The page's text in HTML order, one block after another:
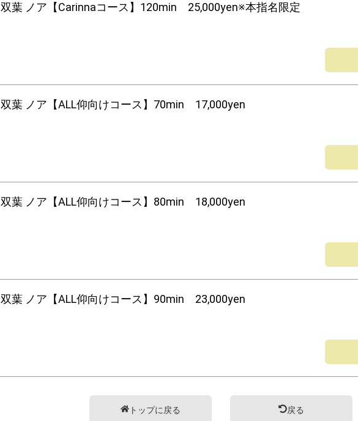
双葉 ノア【Carinnaコース】120min 25,000yen※本指名限定
双葉 ノア【ALL仰向けコース】70min 17,000yen
双葉 ノア【ALL仰向けコース】80min 18,000yen
双葉 ノア【ALL仰向けコース】90min 23,000yen
トップに戻る 戻る